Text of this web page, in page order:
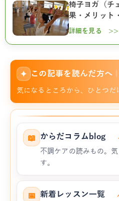
椅子ヨガ（チ
果・メリット
詳細を見る >>
✦ この記事を読んだ方へ
気になるところから、ひとつだ
📖 からだコラムblog
不調ケアの読みもの。
す。
📅 新着レッスン一覧